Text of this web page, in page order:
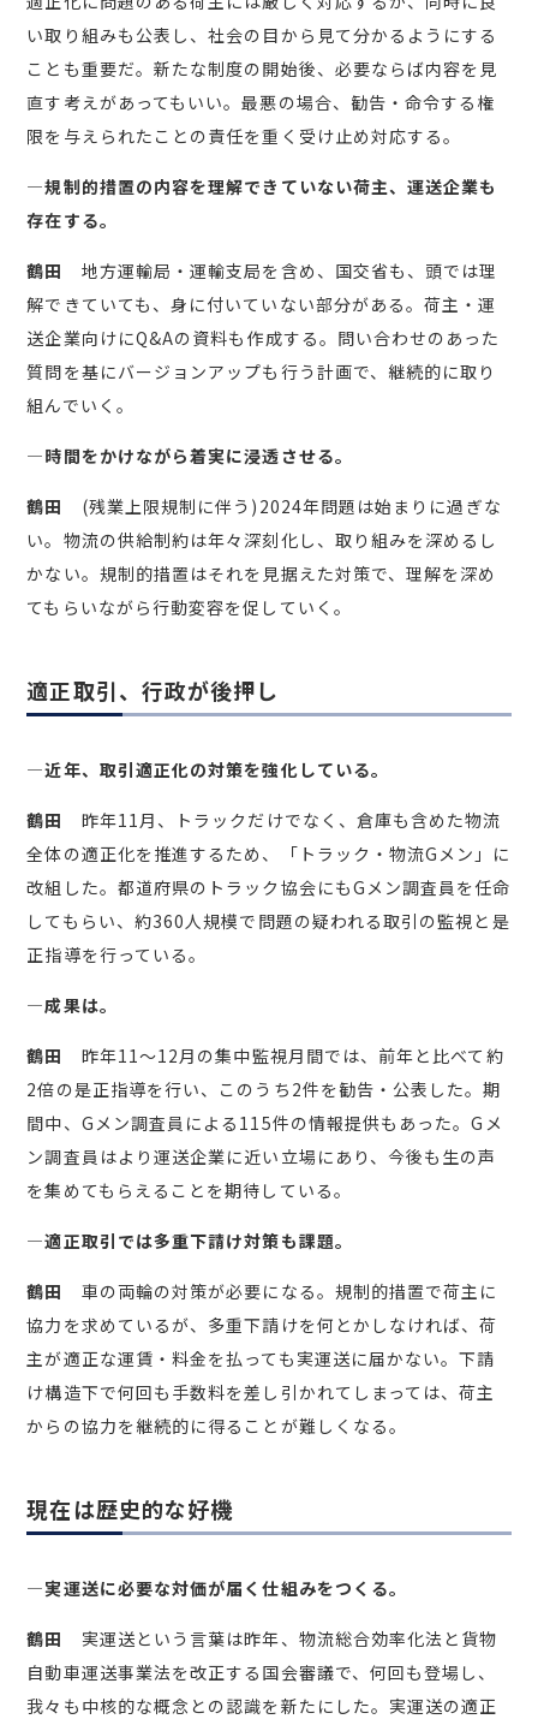
い取り組みも公表し、社会の目から見て分かるようにする
ことも重要だ。新たな制度の開始後、必要ならば内容を見
直す考えがあってもいい。最悪の場合、勧告・命令する権
限を与えられたことの責任を重く受け止め対応する。
―規制的措置の内容を理解できていない荷主、運送企業も
存在する。
鶴田
地方運輸局・運輸支局を含め、国交省も、頭では理
解できていても、身に付いていない部分がある。荷主・運
送企業向けにQ&Aの資料も作成する。問い合わせのあった
質問を基にバージョンアップも行う計画で、継続的に取り
組んでいく。
―時間をかけながら着実に浸透させる。
鶴田
(残業上限規制に伴う)2024年問題は始まりに過ぎな
い。物流の供給制約は年々深刻化し、取り組みを深めるし
かない。規制的措置はそれを見据えた対策で、理解を深め
てもらいながら行動変容を促していく。
適正取引、行政が後押し
―近年、取引適正化の対策を強化している。
鶴田
昨年11月、トラックだけでなく、倉庫も含めた物流
全体の適正化を推進するため、「トラック・物流Gメン」に
改組した。都道府県のトラック協会にもGメン調査員を任命
してもらい、約360人規模で問題の疑われる取引の監視と是
正指導を行っている。
―成果は。
鶴田
昨年11～12月の集中監視月間では、前年と比べて約
2倍の是正指導を行い、このうち2件を勧告・公表した。期
間中、Gメン調査員による115件の情報提供もあった。Gメ
ン調査員はより運送企業に近い立場にあり、今後も生の声
を集めてもらえることを期待している。
―適正取引では多重下請け対策も課題。
鶴田
車の両輪の対策が必要になる。規制的措置で荷主に
協力を求めているが、多重下請けを何とかしなければ、荷
主が適正な運賃・料金を払っても実運送に届かない。下請
け構造下で何回も手数料を差し引かれてしまっては、荷主
からの協力を継続的に得ることが難しくなる。
現在は歴史的な好機
―実運送に必要な対価が届く仕組みをつくる。
鶴田
実運送という言葉は昨年、物流総合効率化法と貨物
自動車運送事業法を改正する国会審議で、何回も登場し、
我々も中核的な概念との認識を新たにした。実運送の適正